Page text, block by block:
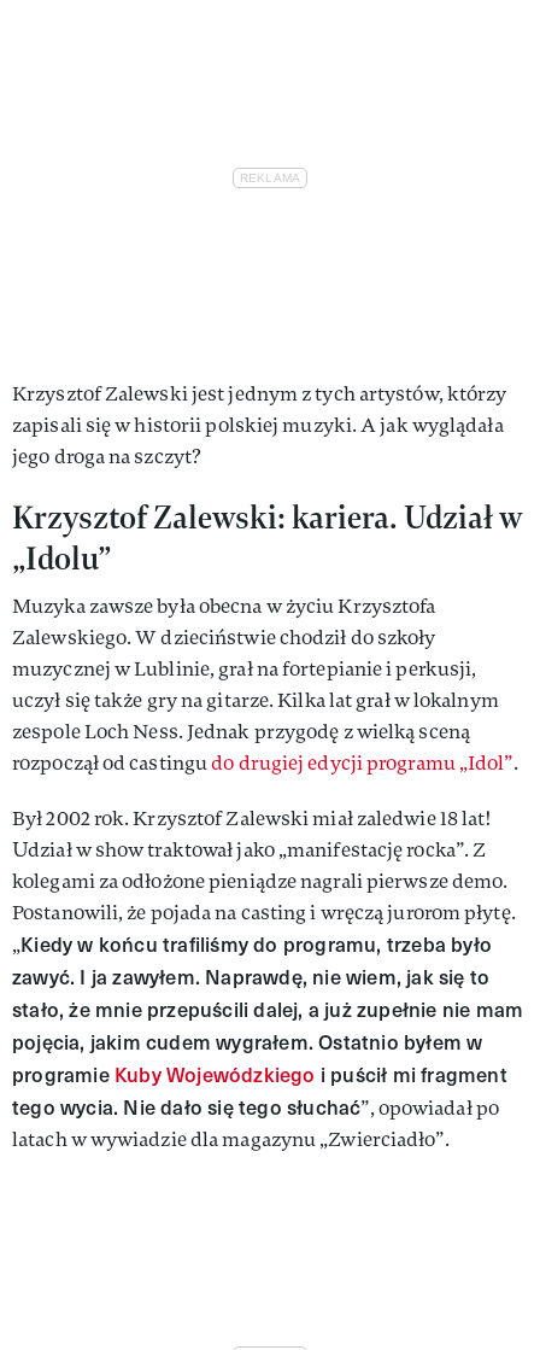
Krzysztof Zalewski jest jednym z tych artystów, którzy
zapisali się w historii polskiej muzyki. A jak wyglądała
jego droga na szczyt?
Krzysztof Zalewski: kariera. Udział w
„Idolu”
Muzyka zawsze była obecna w życiu Krzysztofa
Zalewskiego. W dzieciństwie chodził do szkoły
muzycznej w Lublinie, grał na fortepianie i perkusji,
uczył się także gry na gitarze. Kilka lat grał w lokalnym
zespoleLoch Ness. Jednak przygodę z wielką sceną
rozpoczął od castingudo drugiej edycji programu „Idol”.
Był 2002 rok. Krzysztof Zalewski miał zaledwie 18 lat!
Udział w show traktował jako „manifestację rocka”. Z
kolegami za odłożone pieniądze nagrali pierwsze demo.
Postanowili, że pojada na casting i wręczą jurorom płytę.
„Kiedy w końcu trafiliśmy do programu, trzeba było
zawyć. I ja zawyłem. Naprawdę, nie wiem, jak się to
stało, że mnie przepuścili dalej, a już zupełnie nie mam
pojęcia, jakim cudem wygrałem. Ostatnio byłem w
programie Kuby Wojewódzkiego i puścił mi fragment
tego wycia. Nie dało się tego słuchać”, opowiadał po
latach w wywiadzie dla magazynu „Zwierciadło”.